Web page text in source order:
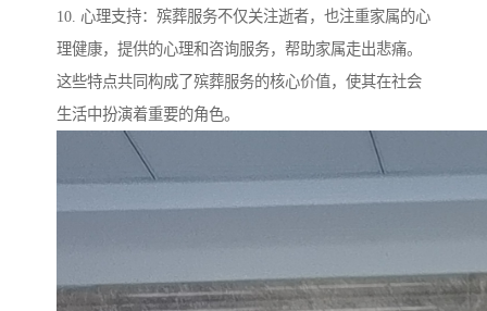
10. 心理支持：殡葬服务不仅关注逝者，也注重家属的心
理健康，提供的心理和咨询服务，帮助家属走出悲痛。
这些特点共同构成了殡葬服务的核心价值，使其在社会
生活中扮演着重要的角色。